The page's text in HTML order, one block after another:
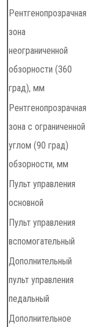
Рентгенопрозрачная
зона
неограниченной
обзорности (360
град), мм
Рентгенопрозрачная
зона с ограниченной
углом (90 град)
обзорности, мм
Пульт управления
основной
Пульт управления
вспомогательный
Дополнительный
пульт управления
педальный
Дополнительное